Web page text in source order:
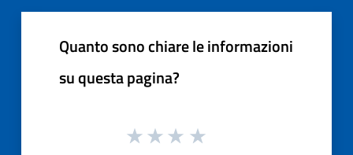
Quanto sono chiare le informazioni
su questa pagina?